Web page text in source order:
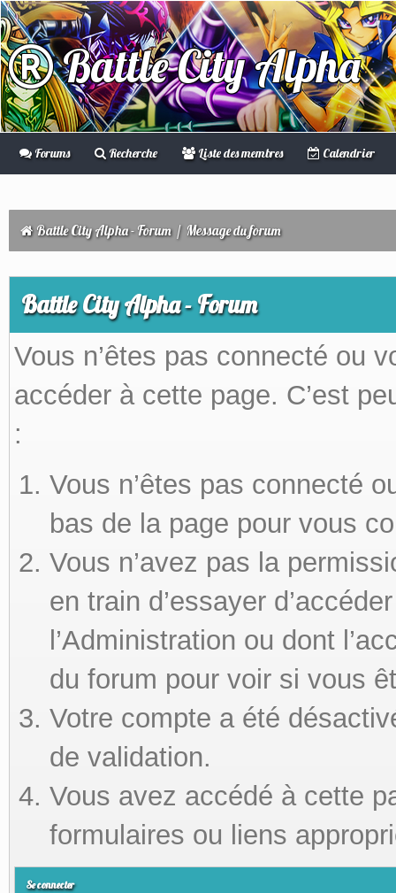
Battle City Alpha
Forums Recherche Liste des membres Calendrier
Battle City Alpha - Forum / Message du forum
Battle City Alpha - Forum
Vous n’êtes pas connecté ou
accéder à cette page. C’est
:
Vous n’êtes pas connecté
bas de la page pour vous
Vous n’avez pas la
en train d’essayer
l’Administration ou dont
du forum pour voir si vous
Votre compte a été
de validation.
Vous avez accédé à cette
formulaires ou liens
Se connecter